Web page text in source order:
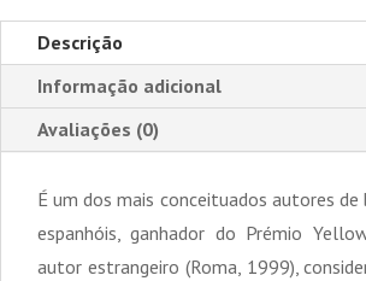
Descrição
Informação adicional
Avaliações (0)
É um dos mais conceituados autores de
espanhóis, ganhador do Prémio
autor estrangeiro (Roma, 1999),